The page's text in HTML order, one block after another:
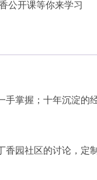
公开课等你来学习
手掌握；十年沉淀的
香园社区的讨论，定